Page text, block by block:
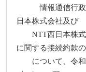
情報通信行政・
日本株式会社及び
NTT西日本株式
に関する接続約款
について、令和8